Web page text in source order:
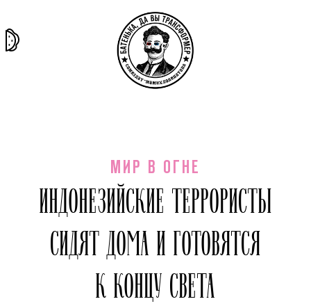
МИР В ОГНЕ
ИНДОНЕЗИЙСКИЕ ТЕРРОРИСТЫ
СИДЯТ ДОМА И ГОТОВЯТСЯ
К КОНЦУ СВЕТА